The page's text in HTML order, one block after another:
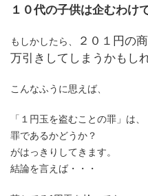
１０代の子供は企むわけで
もしかしたら、
２０１円の商
万引きしてしまうかもし
こんなふうに思えば、
「１円玉を盗むことの罪」は、
罪であるかどうか？
がはっきりしてきます。
結論を言えば・・・